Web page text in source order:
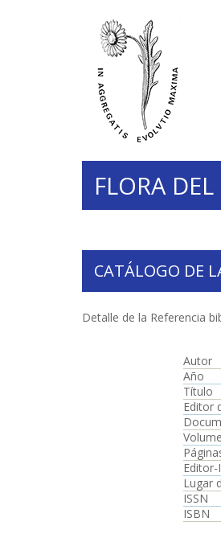
FLORA
CATÁLOGO DE
Detalle de la Referencia
Autor
Año
Título
Editor
Lugar
ISSN
ISBN